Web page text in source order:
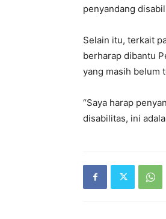
penyandang
Selain itu, terkait
berharap dibantu
yang masih belum
“Saya harap
disabilitas, ini